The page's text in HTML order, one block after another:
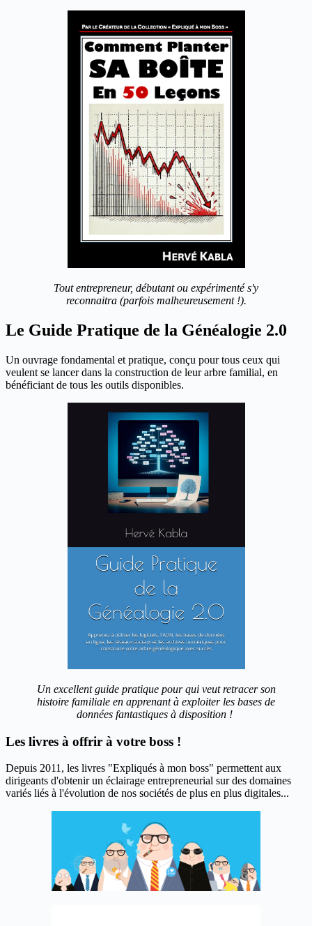
Tout entrepreneur, débutant ou expérimenté s'y
reconnaitra (parfois malheureusement !).
Le Guide Pratique de la Généalogie 2.0
Un ouvrage fondamental et pratique, conçu pour tous ceux qui
veulent se lancer dans la construction de leur arbre familial, en
bénéficiant de tous les outils disponibles.
Un excellent guide pratique pour qui veut retracer son
histoire familiale en apprenant à exploiter les bases de
données fantastiques à disposition !
Les livres à offrir à votre boss !
Depuis 2011, les livres "Expliqués à mon boss" permettent aux
dirigeants d'obtenir un éclairage entrepreneurial sur des domaines
variés liés à l'évolution de nos sociétés de plus en plus digitales...